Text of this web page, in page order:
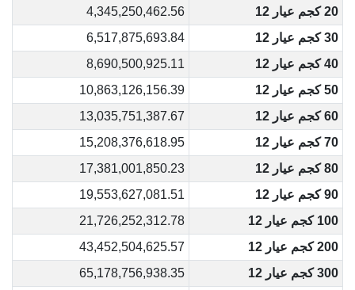
20 كجم عيار 12
4,345,250,462.56
30 كجم عيار 12
6,517,875,693.84
40 كجم عيار 12
8,690,500,925.11
50 كجم عيار 12
10,863,126,156.39
60 كجم عيار 12
13,035,751,387.67
70 كجم عيار 12
15,208,376,618.95
80 كجم عيار 12
17,381,001,850.23
90 كجم عيار 12
19,553,627,081.51
100 كجم عيار 12
21,726,252,312.78
200 كجم عيار 12
43,452,504,625.57
300 كجم عيار 12
65,178,756,938.35